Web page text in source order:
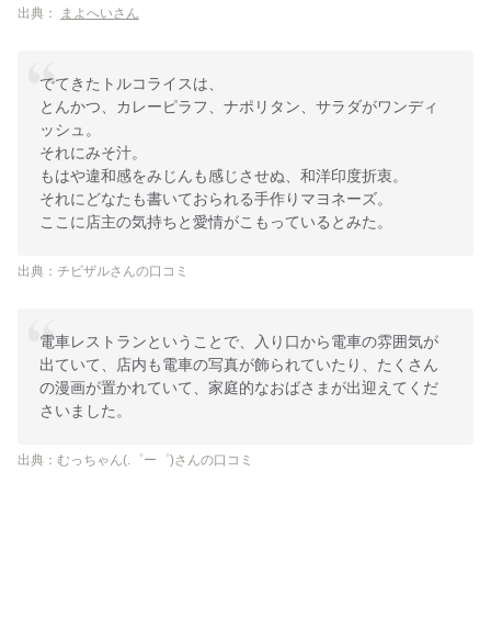
出典： まよへいさん
でてきたトルコライスは、
とんかつ、カレーピラフ、ナポリタン、サラダがワンディ
ッシュ。
それにみそ汁。
もはや違和感をみじんも感じさせぬ、和洋印度折衷。
それにどなたも書いておられる手作りマヨネーズ。
ここに店主の気持ちと愛情がこもっているとみた。
出典：チビザルさんの口コミ
電車レストランということで、入り口から電車の雰囲気が
出ていて、店内も電車の写真が飾られていたり、たくさん
の漫画が置かれていて、家庭的なおばさまが出迎えてくだ
さいました。
出典：むっちゃん(.゜ー゜)さんの口コミ